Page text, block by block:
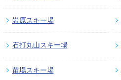
岩原スキー場
石打丸山スキー場
苗場スキー場